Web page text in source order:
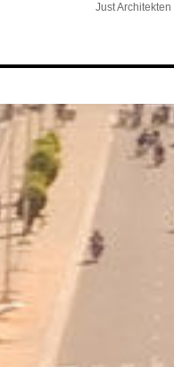
Just Architekten